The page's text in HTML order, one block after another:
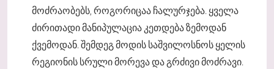
მოძრაობებს, როგორიცაა ჩალურჯება. ყველა
ძირითადი მანიპულაცია კეთდება ზემოდან
ქვემოდან. შემდეგ მოდის საშვილოსნოს ყელის
რეგიონის სრული მორევა და გრძივი მოძრავი.